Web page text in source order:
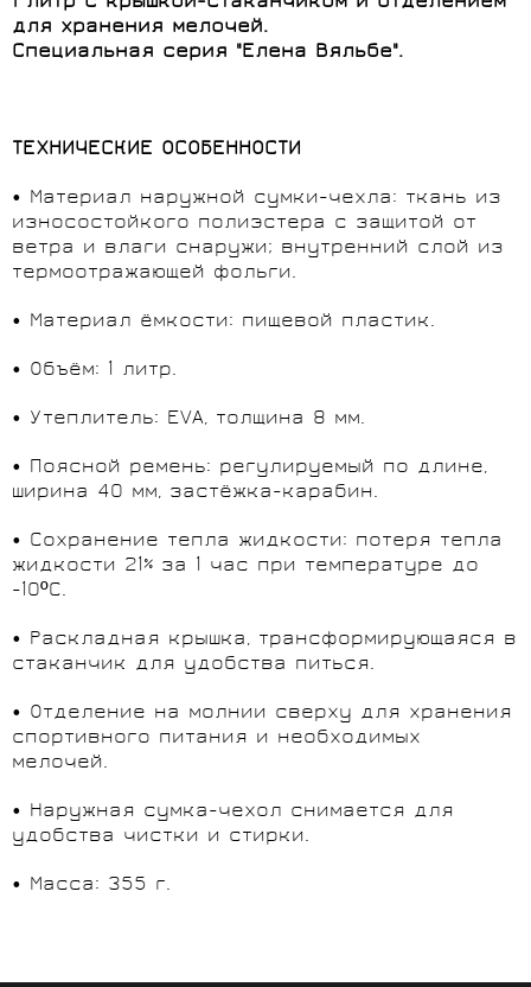
для хранения мелочей.
Специальная серия "Елена Вяльбе".
ТЕХНИЧЕСКИЕ ОСОБЕННОСТИ
• Материал наружной сумки-чехла: ткань из
износостойкого полиэстера с защитой от
ветра и влаги снаружи; внутренний слой из
термоотражающей фольги.
• Материал ёмкости: пищевой пластик.
• Объём: 1 литр.
• Утеплитель: EVA, толщина 8 мм.
• Поясной ремень: регулируемый по длине,
ширина 40 мм, застёжка-карабин.
• Сохранение тепла жидкости: потеря тепла
жидкости 21% за 1 час при температуре до
-10ºС.
• Раскладная крышка, трансформирующаяся в
стаканчик для удобства питься.
• Отделение на молнии сверху для хранения
спортивного питания и необходимых
мелочей.
• Наружная сумка-чехол снимается для
удобства чистки и стирки.
• Масса: 355 г.